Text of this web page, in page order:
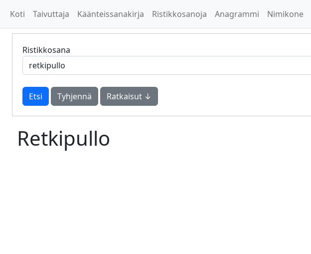
Koti Taivuttaja Käänteissanakirja Ristikkosanoja Anagrammi Nimikone
Ristikkosana
Tyhjennä Ratkaisut ↓
Retkipullo